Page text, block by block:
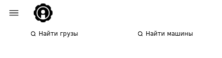
Найти грузы Найти машины